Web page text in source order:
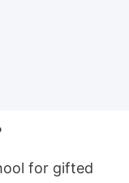
for gifted